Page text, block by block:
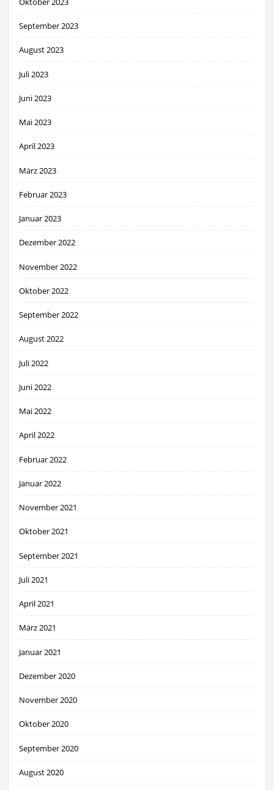
September 2023
August 2023
Juli 2023
Juni 2023
Mai 2023
April 2023
März 2023
Februar 2023
Januar 2023
Dezember 2022
November 2022
Oktober 2022
September 2022
August 2022
Juli 2022
Juni 2022
Mai 2022
April 2022
Februar 2022
Januar 2022
November 2021
Oktober 2021
September 2021
Juli 2021
April 2021
März 2021
Januar 2021
Dezember 2020
November 2020
Oktober 2020
September 2020
August 2020